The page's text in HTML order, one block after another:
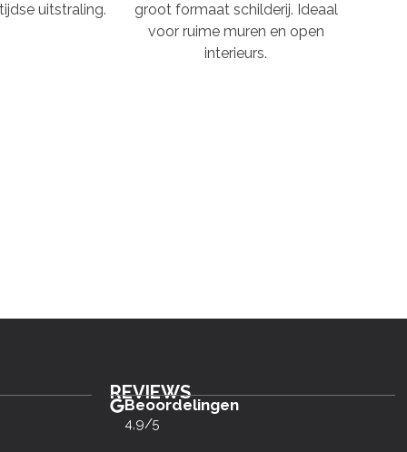
uitstraling.
groot formaat schilderij. Ideaal
voor ruime muren en open
interieurs.
REVIEWS
Beoordelingen
4,9/5